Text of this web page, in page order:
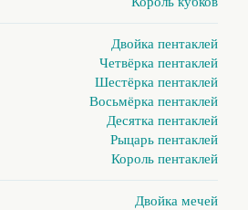
Двойка пентаклей
Четвёрка пентаклей
Шестёрка пентаклей
Восьмёрка пентаклей
Десятка пентаклей
Рыцарь пентаклей
Король пентаклей
Двойка мечей